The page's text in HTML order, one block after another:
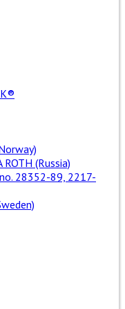
(Russia)
28352-89, 2217-